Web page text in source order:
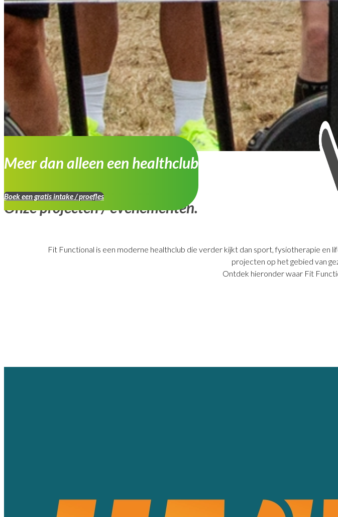
Meer dan alleen een healthclub
Boek een gratis intake / proefles
Onze projecten / evenementen.
Fit Functional is een moderne healthclub die verder kijkt dan sport, fysiotherapie en
projecten op het gebied van
Ontdek hieronder waar Fit